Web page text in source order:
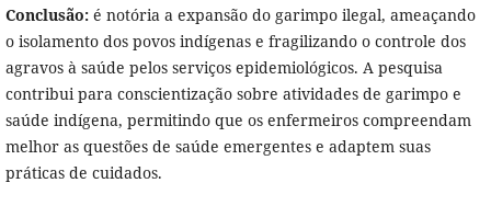
Conclusão:é notória a expansão do garimpo ilegal, ameaçando
o isolamento dos povos indígenas e fragilizando o controle dos
agravos à saúde pelos serviços epidemiológicos. A pesquisa
contribui para conscientização sobre atividades de garimpo e
saúde indígena, permitindo que os enfermeiros compreendam
melhor as questões de saúde emergentes e adaptem suas
práticas de cuidados.